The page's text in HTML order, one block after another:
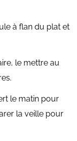
à flan du plat et
le mettre au
le matin pour
la veille pour